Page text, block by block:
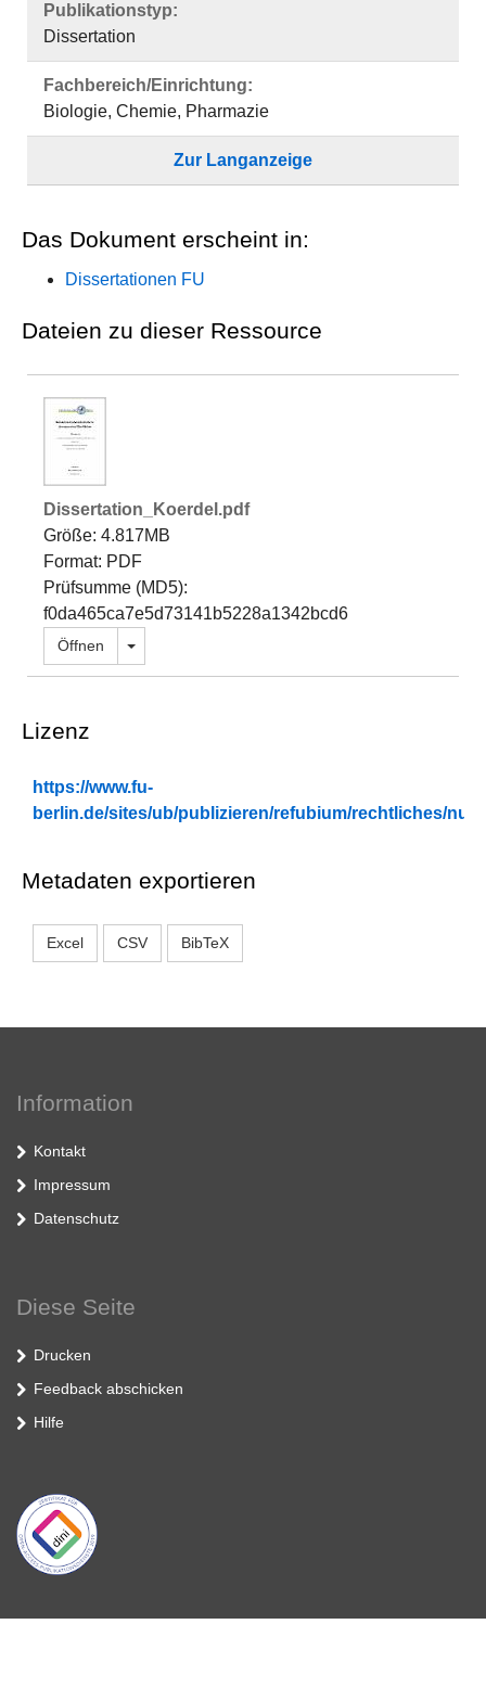
Publikationstyp:
Dissertation
Fachbereich/Einrichtung:
Biologie, Chemie, Pharmazie
Zur Langanzeige
Das Dokument erscheint in:
Dissertationen FU
Dateien zu dieser Ressource
Dissertation_Koerdel.pdf
Größe: 4.817MB
Format: PDF
Prüfsumme (MD5):
f0da465ca7e5d73141b5228a1342bcd6
Öffnen Dropdown öffnen
Lizenz
https://www.fu-
berlin.de/sites/ub/publizieren/refubium/rechtliches/
Metadaten exportieren
Excel CSV BibTeX
Information
Kontakt
Impressum
Datenschutz
Diese Seite
Drucken
Feedback abschicken
Hilfe